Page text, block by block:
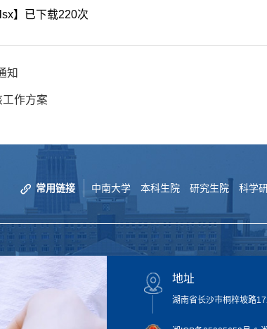
】已下载220次
知
作方案
常用链接 中南大学 本科生院 研究生院 科学
地址
湖南省长沙市桐梓坡路